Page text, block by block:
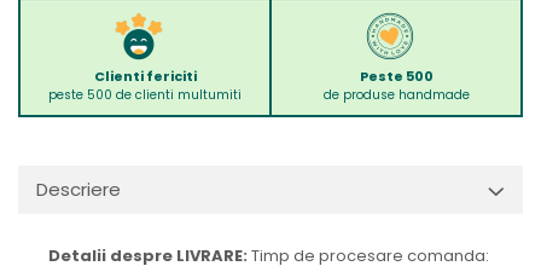
Clienti fericiti
peste 500 de clienti multumiti
Peste 500
de produse handmade
Descriere
Detalii despre LIVRARE: Timp de procesare comanda: